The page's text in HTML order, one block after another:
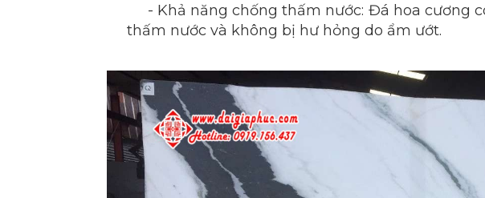
- Khả năng chống thấm nước: Đá hoa cương
thấm nước và không bị hư hỏng do ẩm ướt.